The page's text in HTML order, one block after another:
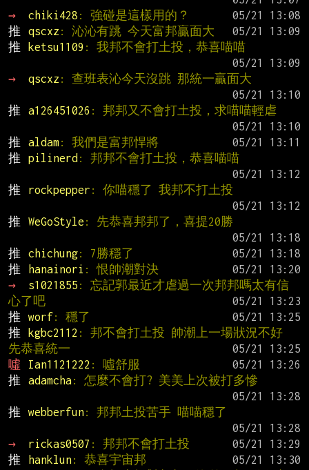
→
chiki428 : 強碰是這樣用的？
推
qscxz : 沁沁有跳 今天富邦贏面大
推
ketsu1109 : 我邦不會打土投，恭喜喵喵
→
qscxz : 查班表沁今天沒跳 那統一贏面大
推
a126451026 : 邦邦又不會打土投，求喵喵輕虐
推
aldam: 我們是富邦悍將
推
pilinerd : 邦邦不會打土投，恭喜喵喵
推
rockpepper : 你喵穩了 我邦不打土投
推
WeGoStyle : 先恭喜邦邦了，喜提20勝
推
chichung: 7勝穩了
推
hanainori : 恨帥潮對決
→
s1021855 : 忘記郭最近才虐過一次邦邦嗎太有信
心了吧
推
worf: 穩了
推
kgbc2112 : 邦不會打土投 帥潮上一場狀況不好
先恭喜統一
噓
Ian1121222 : 噓舒服
推
adamcha: 怎麼不會打? 美美上次被打多慘
推
webberfun: 邦邦土投苦手 喵喵穩了
→
rickas0507 : 邦邦不會打土投
推
hanklun: 恭喜宇宙邦